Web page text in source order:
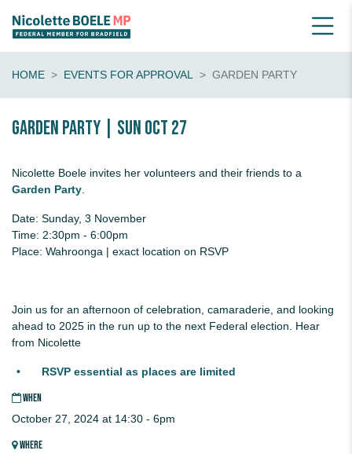
HOME EVENTS FOR APPROVAL GARDEN PARTY
Garden Party | Sun Oct 27
Nicolette Boele invites her volunteers and their friends to a
Garden Party.
Date: Sunday, 3 November
Time: 2:30pm - 6:00pm
Place: Wahroonga | exact location on RSVP
Join us for an afternoon of celebration, camaraderie, and looking
ahead to 2025 in the run up to the next Federal election. Hear
from Nicolette
RSVP essential as places are limited
WHEN
October 27, 2024 at 14:30 - 6pm
WHERE